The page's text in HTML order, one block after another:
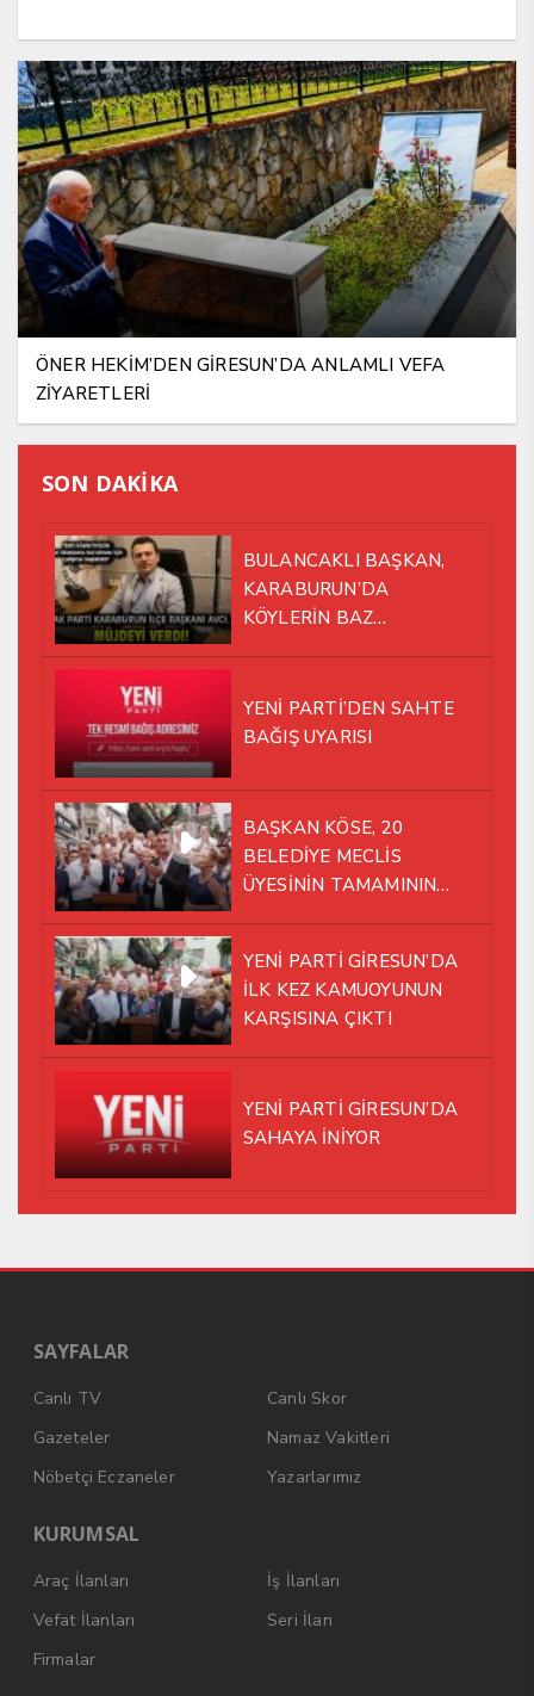
ÖNER HEKİM’DEN GİRESUN’DA ANLAMLI VEFA
ZİYARETLERİ
SON DAKİKA
BULANCAKLI BAŞKAN,
KARABURUN’DA
KÖYLERİN BAZ
YENİ PARTİ’DEN SAHTE
BAĞIŞ UYARISI
BAŞKAN KÖSE, 20
BELEDİYE MECLİS
ÜYESİNİN TAMAMININ
YÜRÜMEYE KARAR VERDİK
YENİ PARTİ GİRESUN’DA
İLK KEZ KAMUOYUNUN
KARŞISINA ÇIKTI
YENİ PARTİ GİRESUN’DA
SAHAYA İNİYOR
SAYFALAR
Canlı TV
Canlı Skor
Gazeteler
Namaz Vakitleri
Nöbetçi Eczaneler
Yazarlarımız
KURUMSAL
Araç İlanları
İş İlanları
Vefat İlanları
Seri İlan
Firmalar